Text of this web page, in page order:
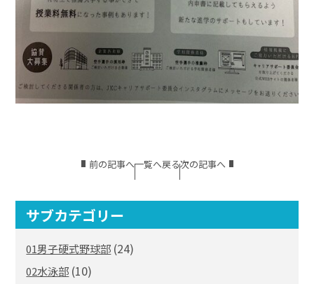
前の記事へ一覧へ戻る次の記事へ
サブカテゴリー
01男子硬式野球部 (24)
02水泳部 (10)